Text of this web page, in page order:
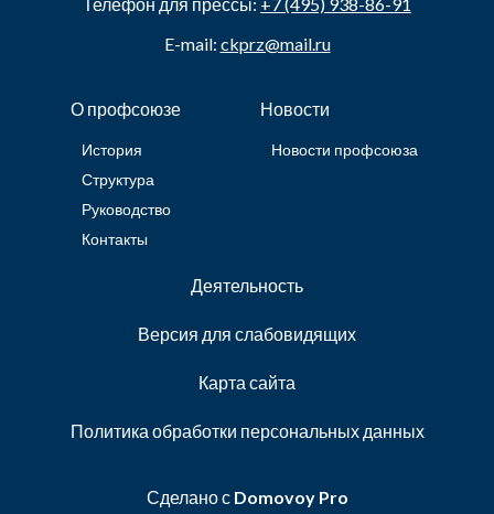
E-mail: ckprz@mail.ru
О профсоюзе
История
Структура
Руководство
Контакты
Новости
Новости профсоюза
Деятельность
Версия для слабовидящих
Карта сайта
Политика обработки персональных данных
Сделано с Domovoy Pro